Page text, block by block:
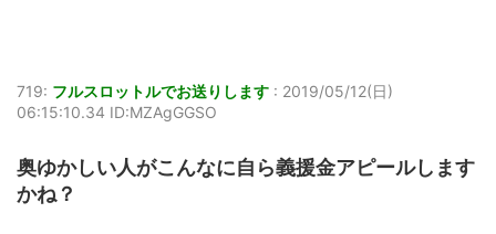
719: フルスロットルでお送りします : 2019/05/12(日)
06:15:10.34 ID:MZAgGGSO
奥ゆかしい人がこんなに自ら義援金アピールします
かね？